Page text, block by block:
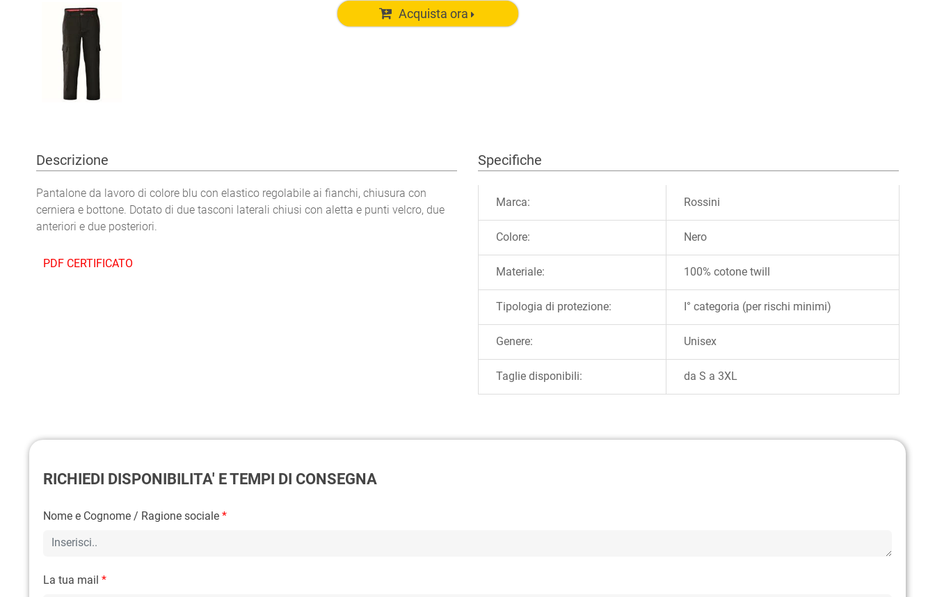
Acquista ora
Descrizione
Pantalone da lavoro di colore blu con elastico regolabile ai fianchi, chiusura con
cerniera e bottone. Dotato di due tasconi laterali chiusi con aletta e punti velcro, due
anteriori e due posteriori.
PDF CERTIFICATO
Specifiche
Marca: Rossini
Colore: Nero
Materiale: 100% cotone twill
Tipologia di protezione: I° categoria (per rischi minimi)
Genere: Unisex
Taglie disponibili: da S a 3XL
RICHIEDI DISPONIBILITA' E TEMPI DI CONSEGNA
Nome e Cognome / Ragione sociale *
La tua mail *